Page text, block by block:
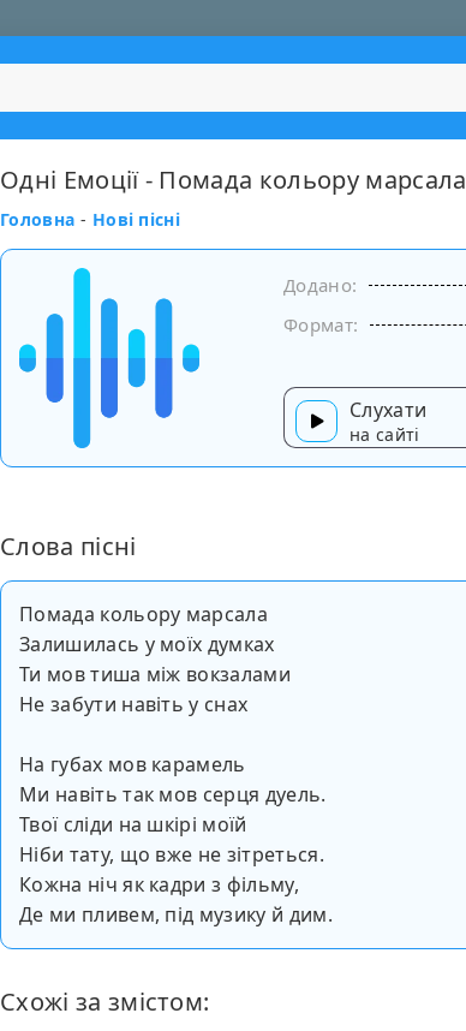
Одні Емоції - Помада кольору марсала
Головна - Нові пісні
Додано:
Формат:
Слухати
на сайті
Слова пісні
Помада кольору марсала
Залишилась у моїх думках
Ти мов тиша між вокзалами
Не забути навіть у снах
На губах мов карамель
Ми навіть так мов серця дуель.
Твої сліди на шкірі моїй
Ніби тату, що вже не зітреться.
Кожна ніч як кадри з фільму,
Де ми пливем, під музику й дим.
Схожі за змістом: